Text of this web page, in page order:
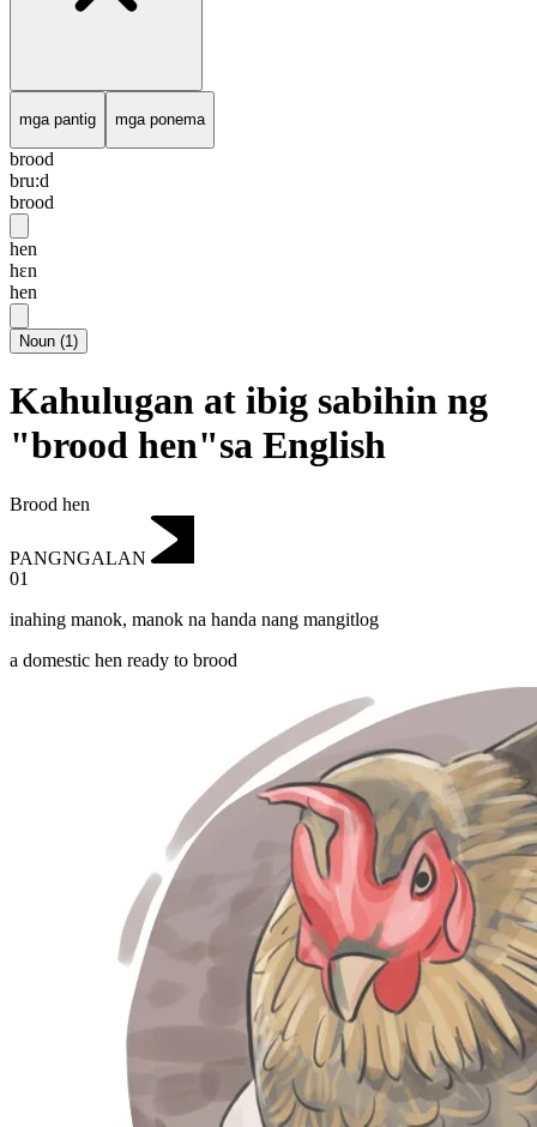
mga pantig mga ponema
brood
bru:d
brood
hen
hɛn
hen
Noun (1)
Kahulugan at ibig sabihin ng
"brood hen"sa English
Brood hen
PANGNGALAN
01
inahing manok, manok na handa nang mangitlog
a domestic hen ready to brood